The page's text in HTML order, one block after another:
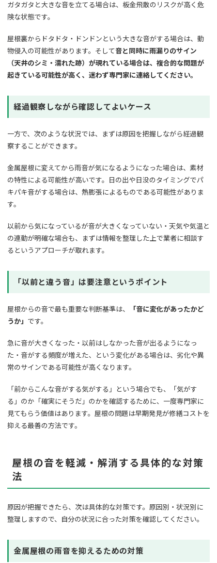
ガタガタと大きな音を立てる場合は、板金飛散のリスクが高く危
険な状態です。
屋根裏からドタドタ・ドンドンという大きな音がする場合は、動
物侵入の可能性があります。そして音と同時に雨漏りのサイン
（天井のシミ・濡れた跡）が現れている場合は、複合的な問題が
起きている可能性が高く、迷わず専門家に連絡してください。
経過観察しながら確認してよいケース
一方で、次のような状況では、まずは原因を把握しながら経過観
察することができます。
金属屋根に変えてから雨音が気になるようになった場合は、素材
の特性による可能性が高いです。日の出や日没のタイミングでパ
キパキ音がする場合は、熱膨張によるものである可能性がありま
す。
以前から気になっているが音が大きくなっていない・天気や気温と
の連動が明確な場合も、まずは情報を整理した上で業者に相談す
るというアプローチが取れます。
「以前と違う音」は要注意というポイント
屋根からの音で最も重要な判断基準は、
「音に変化があったかど
うか」 です。
急に音が大きくなった・以前はしなかった音が出るようになっ
た・音がする頻度が増えた、という変化がある場合は、劣化や異
常のサインである可能性が高くなります。
「前からこんな音がする気がする」という場合でも、「気がす
る」のか「確実にそうだ」のかを確認するために、一度専門家に
見てもらう価値はあります。屋根の問題は早期発見が修繕コストを
抑える最善の方法です。
屋根の音を軽減・解消する具体的な対策
法
原因が把握できたら、次は具体的な対策です。原因別・状況別に
整理しますので、自分の状況に合った対策を確認してください。
金属屋根の雨音を抑えるための対策